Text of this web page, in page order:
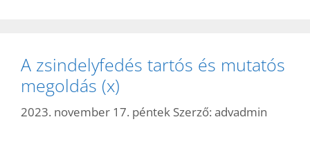
A zsindelyfedés tartós és mutatós
megoldás (x)
2023. november 17. péntek Szerző: advadmin